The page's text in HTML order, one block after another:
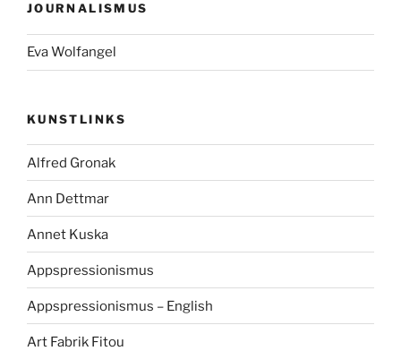
JOURNALISMUS
Eva Wolfangel
KUNSTLINKS
Alfred Gronak
Ann Dettmar
Annet Kuska
Appspressionismus
Appspressionismus – English
Art Fabrik Fitou